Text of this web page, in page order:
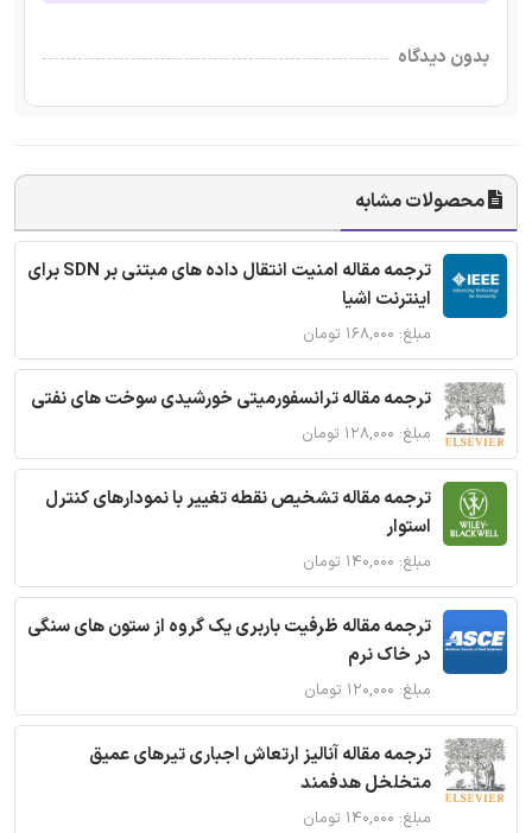
بدون دیدگاه
محصولات مشابه
ترجمه مقاله امنیت انتقال داده های مبتنی بر SDN برای
اینترنت اشیا
مبلغ: ۱۶۸,۰۰۰ تومان
ترجمه مقاله ترانسفورمیتی خورشیدی سوخت های نفتی
مبلغ: ۱۲۸,۰۰۰ تومان
ترجمه مقاله تشخیص نقطه تغییر با نمودارهای کنترل
استوار
مبلغ: ۱۴۰,۰۰۰ تومان
ترجمه مقاله ظرفیت باربری یک گروه از ستون های سنگی
در خاک نرم
مبلغ: ۱۲۰,۰۰۰ تومان
ترجمه مقاله آنالیز ارتعاش اجباری تیرهای عمیق
متخلخل هدفمند
مبلغ: ۱۴۰,۰۰۰ تومان